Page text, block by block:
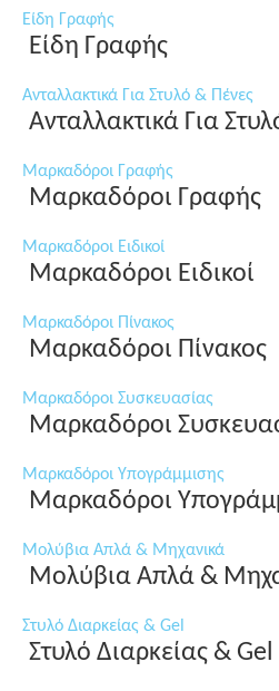
Είδη Γραφής
Είδη Γραφής
Ανταλλακτικά Για Στυλό & Πένες
Ανταλλακτικά Για
Μαρκαδόροι Γραφής
Μαρκαδόροι Γραφής
Μαρκαδόροι Ειδικοί
Μαρκαδόροι Ειδικοί
Μαρκαδόροι Πίνακος
Μαρκαδόροι Πίνακος
Μαρκαδόροι Συσκευασίας
Μαρκαδόροι
Μαρκαδόροι Υπογράμμισης
Μαρκαδόροι
Μολύβια Απλά & Μηχανικά
Μολύβια Απλά &
Στυλό Διαρκείας & Gel
Στυλό Διαρκείας & Gel